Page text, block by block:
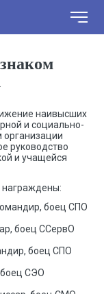
наивысших
и социально-
руководство
и учащейся
боец СПО
боец ССервО
боец СПО
боец СЭО